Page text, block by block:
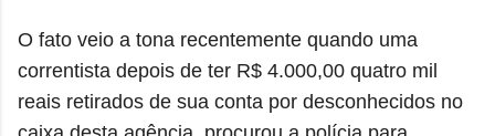
O fato veio a tona recentemente quando uma
correntista depois de ter R$ 4.000,00 quatro mil
reais retirados de sua conta por desconhecidos no